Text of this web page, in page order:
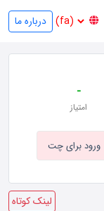
درباره ما
لینک کوتاه
-
امتیاز
ورود برای چت